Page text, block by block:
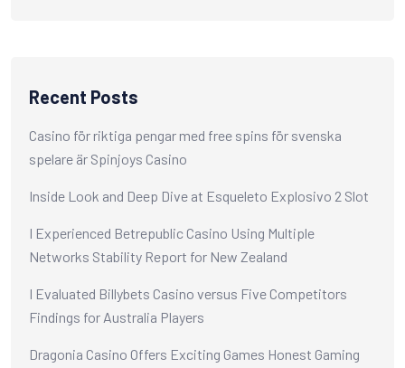
Recent Posts
Casino för riktiga pengar med free spins för svenska
spelare är Spinjoys Casino
Inside Look and Deep Dive at Esqueleto Explosivo 2 Slot
I Experienced Betrepublic Casino Using Multiple
Networks Stability Report for New Zealand
I Evaluated Billybets Casino versus Five Competitors
Findings for Australia Players
Dragonia Casino Offers Exciting Games Honest Gaming